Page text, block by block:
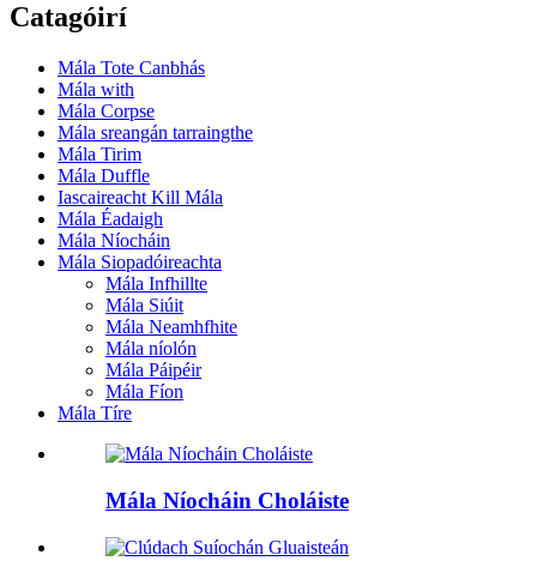
Catagóirí
Mála Tote Canbhás
Mála with
Mála Corpse
Mála sreangán tarraingthe
Mála Tirim
Mála Duffle
Iascaireacht Kill Mála
Mála Éadaigh
Mála Níocháin
Mála Siopadóireachta
Mála Infhillte
Mála Siúit
Mála Neamhfhite
Mála níolón
Mála Páipéir
Mála Fíon
Mála Tíre
Mála Níocháin Choláiste